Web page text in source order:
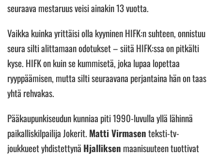
seuraava mestaruus veisi ainakin 13 vuotta.
Vaikka kuinka yrittäisi olla kyyninen HIFK:n suhteen, onnistuu
seura silti alittamaan odotukset – siitä HIFK:ssa on pitkälti
kyse. HIFK on kuin se kummisetä, joka lupaa lopettaa
ryyppäämisen, mutta silti seuraavana perjantaina hän on taas
yhtä rehvakas.
Pääkaupunkiseudun kunniaa piti 1990-luvulla yllä lähinnä
paikalliskilpailija Jokerit. Matti Virmasenteksti-tv-
joukkueet yhdistettynä Hjalliksen maanisuuteen tuottivat